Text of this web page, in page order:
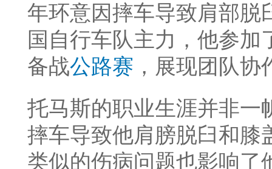
年环意因摔车导致肩部脱
国自行车队主力，他参加
备战公路赛 ，展现团队协
托马斯的职业生涯并非一
摔车导致他肩膀脱臼和膝
类似的伤病问题也影响了